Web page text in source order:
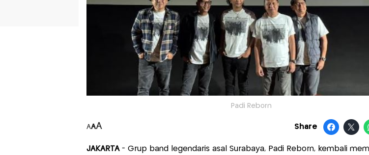
Padi Reborn
AAA Share
JAKARTA- Grup band legendaris asal Surabaya, Padi Reborn, kembali